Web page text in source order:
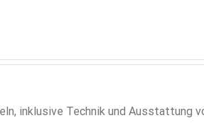
inklusive Technik und Ausstattung